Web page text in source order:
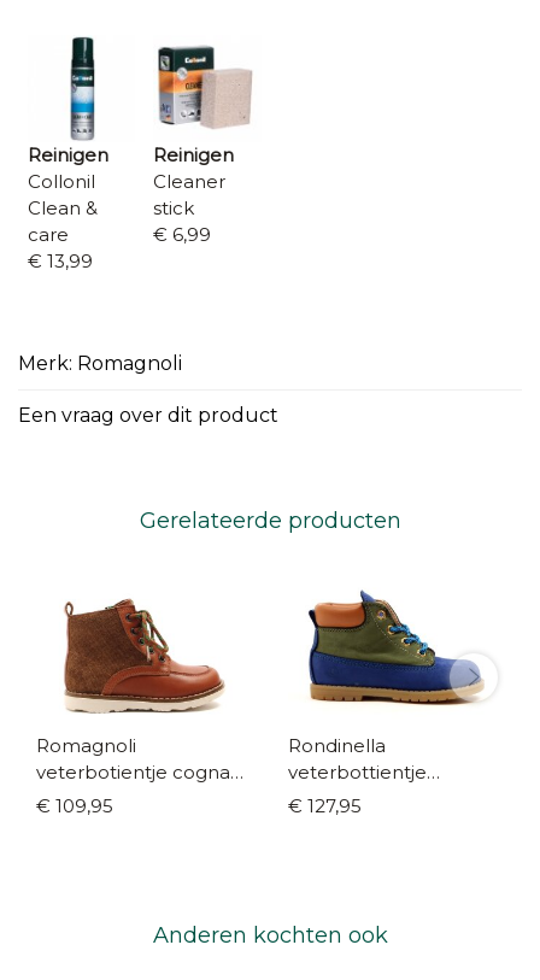
Reinigen
Collonil
Clean &
care
€ 13,99
Reinigen
Cleaner
stick
€ 6,99
Merk: Romagnoli
Een vraag over dit product
Gerelateerde producten
Romagnoli
veterbotientje cognac
(maat 22-27)
€ 109,95
Rondinella
veterbottientje
cobalt/groen (maat 21-
€ 127,95
Anderen kochten ook